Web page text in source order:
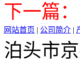
下一篇：
网站首页 | 公司简介 |
泊头市